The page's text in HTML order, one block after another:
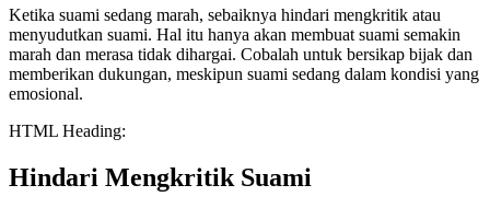
Ketika suami sedang marah, sebaiknya hindari mengkritik atau
menyudutkan suami. Hal itu hanya akan membuat suami semakin
marah dan merasa tidak dihargai. Cobalah untuk bersikap bijak dan
memberikan dukungan, meskipun suami sedang dalam kondisi yang
emosional.
HTML Heading:
Hindari Mengkritik Suami